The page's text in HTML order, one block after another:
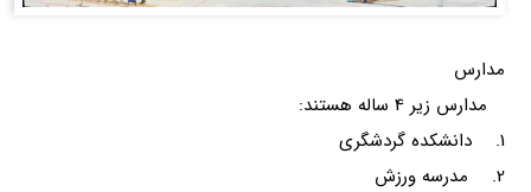
مدارس
مدارس زیر 4 ساله هستند:
1. دانشکده گردشگری
2. مدرسه ورزش